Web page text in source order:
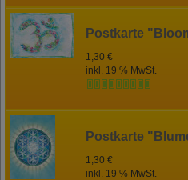
Postkarte
1,30 €
inkl. 19 % MwSt.
Postkarte
1,30 €
inkl. 19 % MwSt.